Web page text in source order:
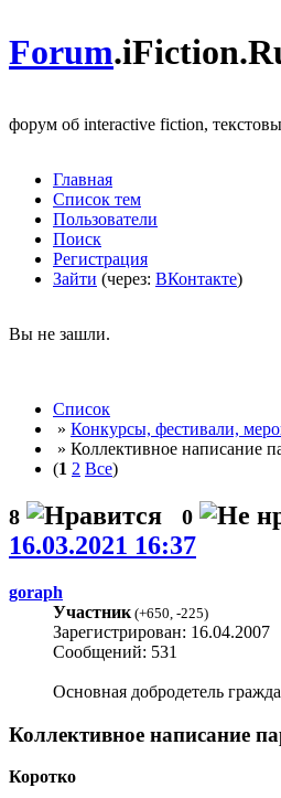
Forum.
форум об interactive fiction,
Главная
Список тем
Пользователи
Поиск
Регистрация
Зайти (через: ВКонтакте)
Вы не зашли.
Список
» Конкурсы, фестивали,
» Коллективное написание
(1 2 Все)
8 0
16.03.2021 16:37
goraph
Участник (+650 -225)
Зарегистрирован: 16.04.2007
Сообщений: 531
Основная добродетель
Коллективное написание
Коротко